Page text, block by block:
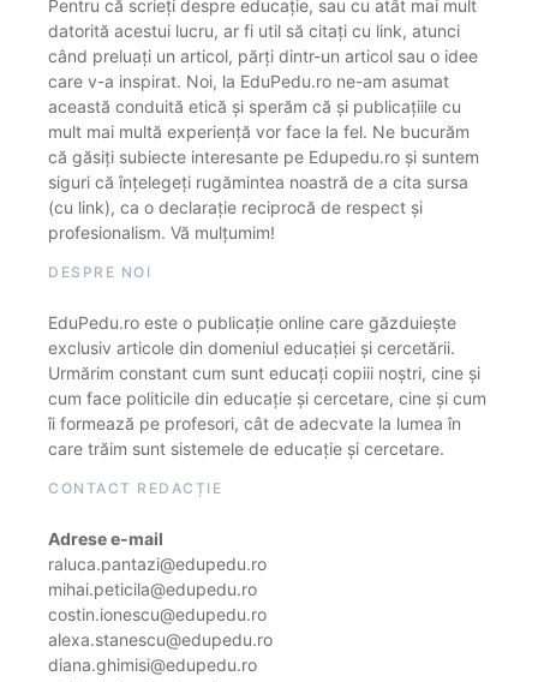
Pentru că scrieți despre educație, sau cu atât mai mult
datorită acestui lucru, ar fi util să citați cu link, atunci
când preluați un articol, părți dintr-un articol sau o idee
care v-a inspirat. Noi, la EduPedu.ro ne-am asumat
această conduită etică și sperăm că și publicațiile cu
mult mai multă experiență vor face la fel. Ne bucurăm
că găsiți subiecte interesante pe Edupedu.ro și suntem
siguri că înțelegeți rugămintea noastră de a cita sursa
(cu link), ca o declarație reciprocă de respect și
profesionalism. Vă mulțumim!
DESPRE NOI
EduPedu.ro este o publicație online care găzduiește
exclusiv articole din domeniul educației și cercetării.
Urmărim constant cum sunt educați copiii noștri, cine și
cum face politicile din educație și cercetare, cine și cum
îi formează pe profesori, cât de adecvate la lumea în
care trăim sunt sistemele de educație și cercetare.
CONTACT REDACȚIE
Adrese e-mail
raluca.pantazi@edupedu.ro
mihai.peticila@edupedu.ro
costin.ionescu@edupedu.ro
alexa.stanescu@edupedu.ro
diana.ghimisi@edupedu.ro